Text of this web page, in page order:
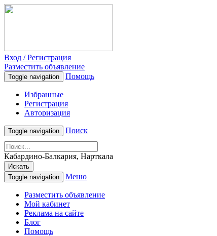
Вход / Регистрация
Разместить объявление
Toggle navigation Помощь
Избранные
Регистрация
Авторизация
Toggle navigation Поиск
Кабардино-Балкария, Нарткала
Искать
Toggle navigation
Меню
Разместить объявление
Мой кабинет
Реклама на сайте
Блог
Помощь